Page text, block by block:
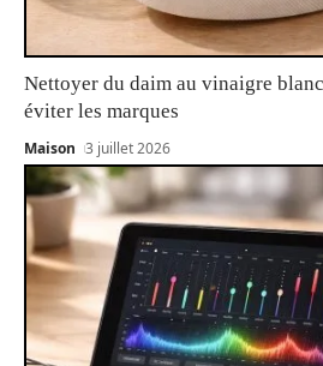
Nettoyer du daim au vinaigre
éviter les marques
Maison 3 juillet 2026